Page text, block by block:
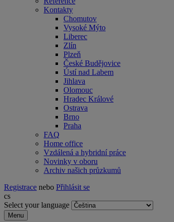
Kontakty
Chomutov
Vysoké Mýto
Liberec
Zlín
Plzeň
České Budějovice
Ústí nad Labem
Jihlava
Olomouc
Hradec Králové
Ostrava
Brno
Praha
FAQ
Home office
Vzdálená a hybridní práce
Novinky v oboru
Archiv našich průzkumů
Registrace nebo Přihlásit se
cs
Select your language
Menu